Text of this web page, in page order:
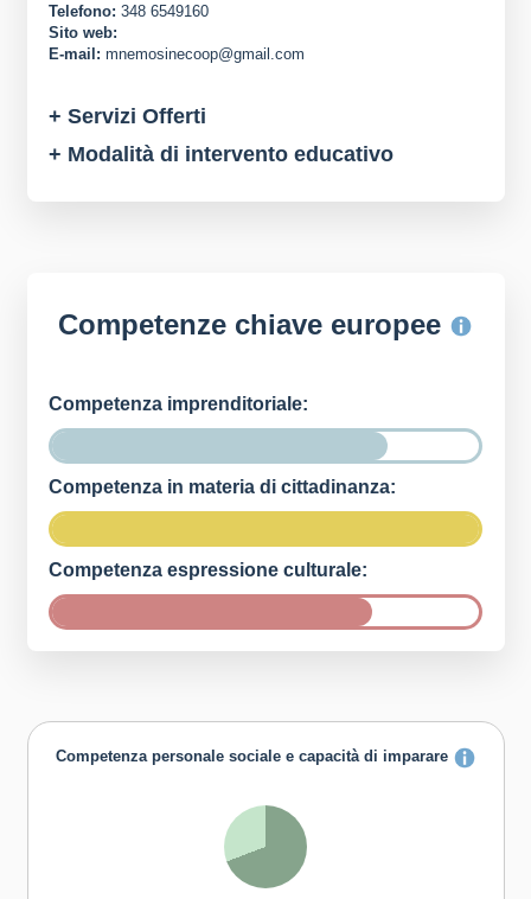
Telefono: 348 6549160
Sito web:
E-mail: mnemosinecoop@gmail.com
+ Servizi Offerti
+ Modalità di intervento educativo
Competenze chiave europee
Competenza imprenditoriale:
Competenza in materia di cittadinanza:
Competenza espressione culturale:
Competenza personale sociale e capacità di imparare